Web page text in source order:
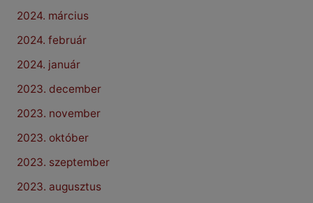
2024. március
2024. február
2024. január
2023. december
2023. november
2023. október
2023. szeptember
2023. augusztus